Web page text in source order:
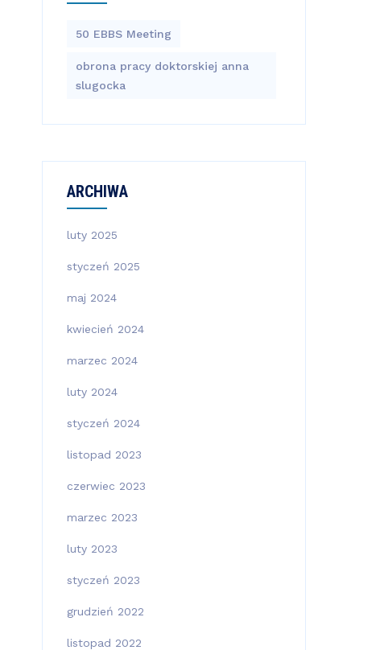
50 EBBS Meeting
obrona pracy doktorskiej anna
slugocka
ARCHIWA
luty 2025
styczeń 2025
maj 2024
kwiecień 2024
marzec 2024
luty 2024
styczeń 2024
listopad 2023
czerwiec 2023
marzec 2023
luty 2023
styczeń 2023
grudzień 2022
listopad 2022